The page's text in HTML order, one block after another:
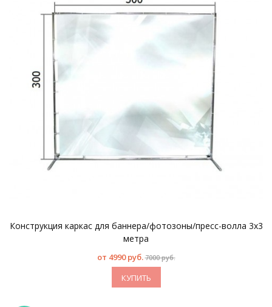
Конструкция каркас для баннера/фотозоны/пресс-волла 3х3
метра
от 4990 руб. 7000 руб.
КУПИТЬ